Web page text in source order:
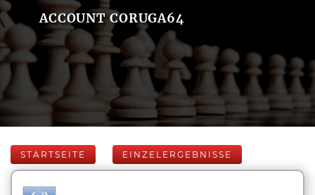
ACCOUNT CORUGA64
STARTSEITE EINZELERGEBNISSE